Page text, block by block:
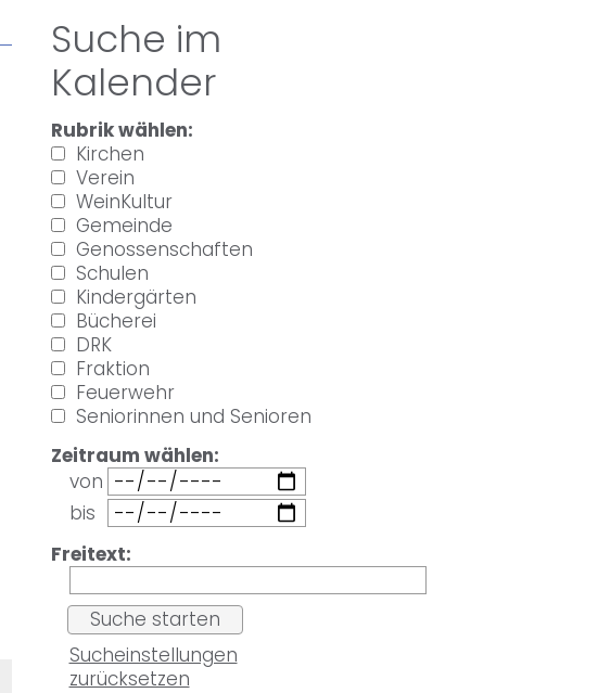
Suche im
Kalender
Rubrik wählen:
Kirchen
Verein
WeinKultur
Gemeinde
Genossenschaften
Schulen
Kindergärten
Bücherei
DRK
Fraktion
Feuerwehr
Seniorinnen und Senioren
Zeitraum wählen:
von
bis
Freitext:
Sucheinstellungen
zurücksetzen